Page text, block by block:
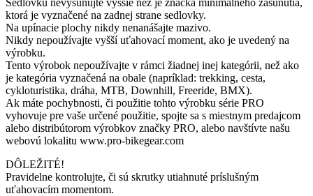
Sedlovku nevysunujte vyššie než je značka minimálneho zasunutia,
ktorá je vyznačené na zadnej strane sedlovky.
Na upínacie plochy nikdy nenanášajte mazivo.
Nikdy nepoužívajte vyšší uťahovací moment, ako je uvedený na
výrobku.
Tento výrobok nepoužívajte v rámci žiadnej inej kategórii, než ako
je kategória vyznačená na obale (napríklad: trekking, cesta,
cykloturistika, dráha, MTB, Downhill, Freeride, BMX).
Ak máte pochybnosti, či použitie tohto výrobku série PRO
vyhovuje pre vaše určené použitie, spojte sa s miestnym predajcom
alebo distribútorom výrobkov značky PRO, alebo navštívte našu
webovú lokalitu www.pro-bikegear.com
DÔLEŽITÉ!
Pravidelne kontrolujte, či sú skrutky utiahnuté príslušným
uťahovacím momentom.